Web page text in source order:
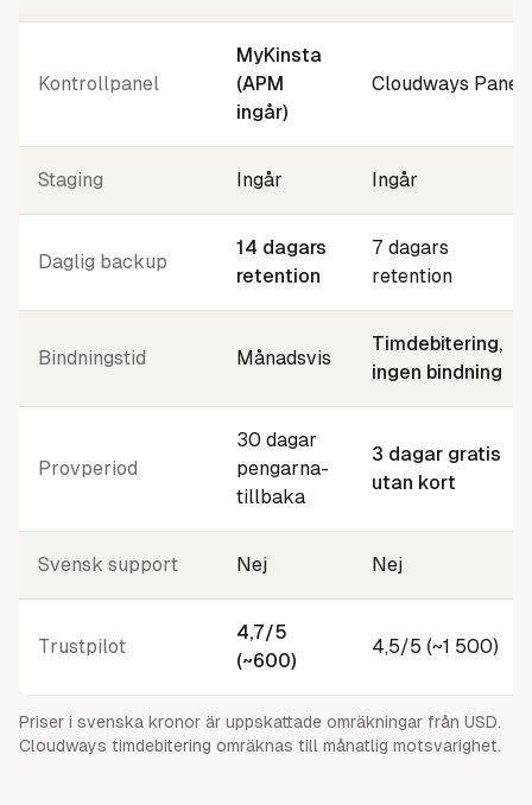
Kontrollpanel
MyKinsta
(APM
ingår)
Cloudways Panel
Staging Ingår Ingår
Daglig backup
14 dagars
retention
7 dagars
retention
Bindningstid Månadsvis
Timdebitering,
ingen bindning
Provperiod
30 dagar
pengarna-
tillbaka
3 dagar gratis
utan kort
Svensk support Nej Nej
Trustpilot
4,7/5
(~600)
4,5/5 (~1 500)
Priser i svenska kronor är uppskattade omräkningar från USD.
Cloudways timdebitering omräknas till månatlig motsvarighet.